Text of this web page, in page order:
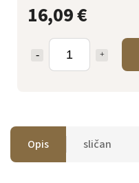
16,09 €
Opis sličan